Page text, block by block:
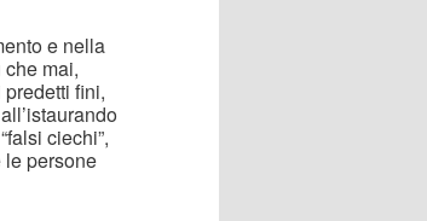
e nella
mai,
fini,
ciechi”,
le persone